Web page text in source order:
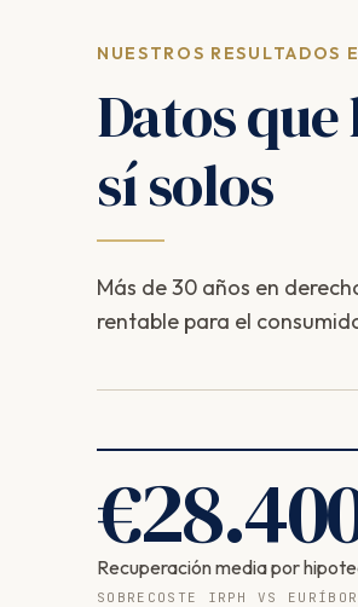
NUESTROS RESULTADOS
Datos
sí solos
Más de 30 años en
rentable para el
€
Recuperación media por
SOBRECOSTE IRPH VS